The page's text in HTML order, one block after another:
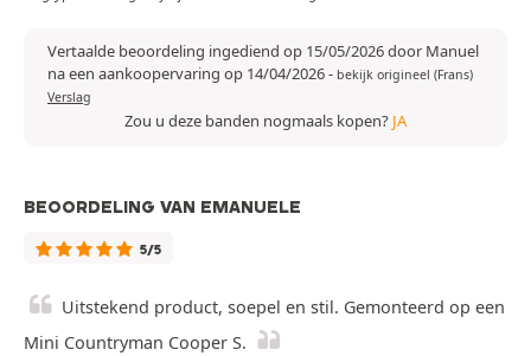
Vertaalde beoordeling ingediend op 15/05/2026 door Manuel
na een aankoopervaring op 14/04/2026- bekijk origineel (Frans)
Verslag
Zou u deze banden nogmaals kopen? JA
BEOORDELING VAN EMANUELE
5/5
Uitstekend product, soepel en stil. Gemonteerd op een
Mini Countryman Cooper S.